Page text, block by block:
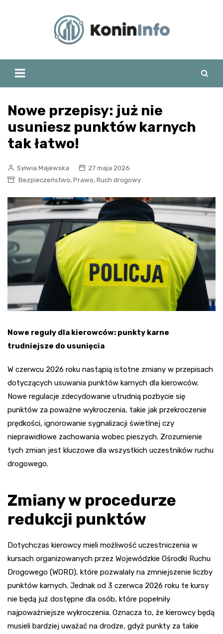
Nowe przepisy: już nie
usuniesz punktów karnych
tak łatwo!
Sylwia Majewska
27 maja 2026
Bezpieczeństwo, Prawo, Ruch drogowy
Nowe reguły dla kierowców: punkty karne
trudniejsze do usunięcia
W czerwcu 2026 roku nastąpią istotne zmiany w przepisach
dotyczących usuwania punktów karnych dla kierowców.
Nowe regulacje zdecydowanie utrudnią pozbycie się
punktów za poważne wykroczenia, takie jak przekroczenie
prędkości, ignorowanie sygnalizacji świetlnej czy
nieprawidłowe zachowania wobec pieszych. Zrozumienie
tych zmian jest kluczowe dla wszystkich uczestników ruchu
drogowego.
Zmiany w procedurze
redukcji punktów
Dotychczas kierowcy mieli możliwość uczestniczenia w
kursach organizowanych przez Wojewódzkie Ośrodki Ruchu
Drogowego (WORD), które pozwalały na zmniejszenie liczby
punktów karnych. Jednak od 3 czerwca 2026 roku te kursy
nie będą już dostępne dla osób, które popełniły
najpoważniejsze wykroczenia. Oznacza to, że kierowcy będą
musieli bardziej uważać na drodze, gdyż punkty za takie